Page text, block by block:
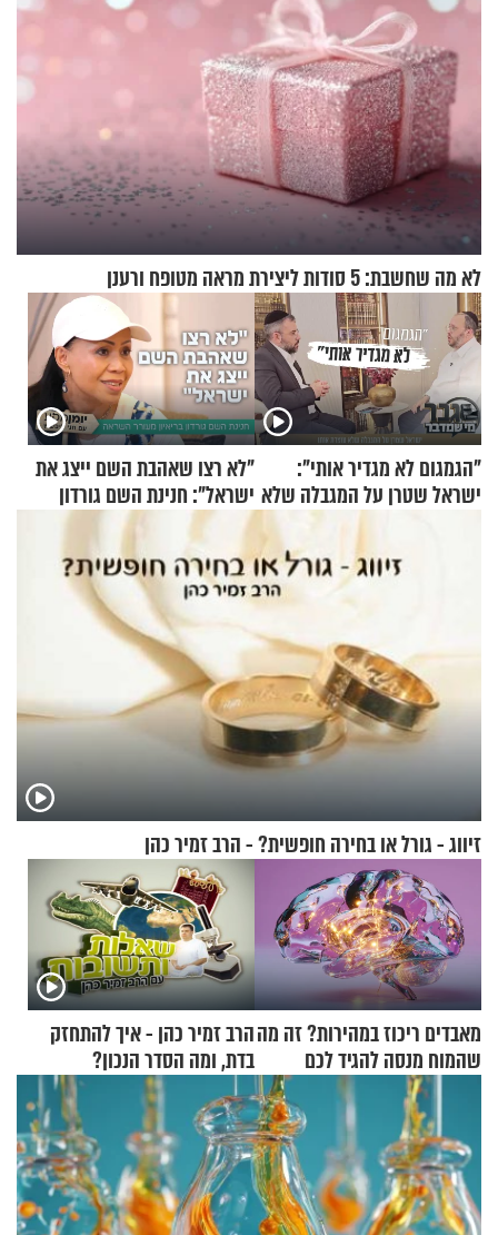
לא מה שחשבת: 5 סודות ליצירת מראה מטופח ורענן
"הגמגום לא מגדיר אותי":
ישראל שטרן על המגבלה שלא
"לא רצו שאהבת השם ייצג את
ישראל": חנינת השם גורדון
בריאיון מעורר השראה
זיווג - גורל או בחירה חופשית? - הרב זמיר כהן
מאבדים ריכוז במהירות? זה מה
שהמוח מנסה להגיד לכם
הרב זמיר כהן - איך להתחזק
בדת, ומה הסדר הנכון?